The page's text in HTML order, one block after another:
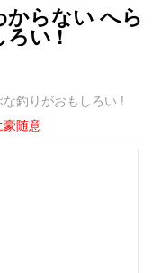
らない へら
ろい !
釣りがおもしろい !
随意